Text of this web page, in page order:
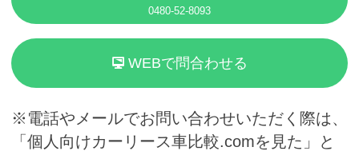
0480-52-8093
WEBで問合わせる
※電話やメールでお問い合わせいただく際は、
「個人向けカーリース車比較.comを見た」と